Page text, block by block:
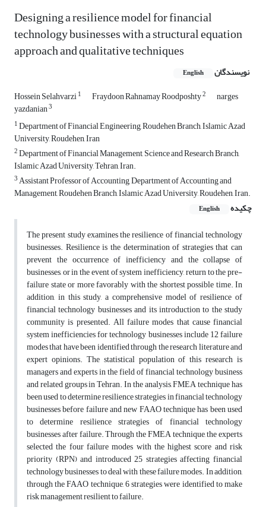
Designing a resilience model for financial
technology businesses with a structural equation
approach and qualitative techniques
نویسندگان English
Hossein Selahvarzi1 Fraydoon Rahnamay Roodposhty2 narges
yazdanian3
1Department of Financial Engineering, Roudehen Branch, Islamic Azad
University, Roudehen, Iran
2Department of Financial Management, Science and Research Branch,
Islamic Azad University, Tehran, Iran.
3Assistant Professor of Accounting, Department of Accounting and
Management, Roudehen Branch, Islamic Azad University, Roudehen, Iran.
چکیده
English
The present study examines the resilience of financial technology
businesses. Resilience is the determination of strategies that can
prevent the occurrence of inefficiency and the collapse of
businesses, or in the event of system inefficiency, return to the pre-
failure state or more favorably with the shortest possible time. In
addition, in this study, a comprehensive model of resilience of
financial technology businesses and its introduction to the study
community is presented. All failure modes that cause financial
system inefficiencies for technology businesses include 12 failure
modes that have been identified through the research literature and
expert opinions. The statistical population of this research is
managers and experts in the field of financial technology business
and related groups in Tehran. In the analysis, FMEA technique has
been used to determine resilience strategies in financial technology
businesses before failure and new FAAO technique has been used
to determine resilience strategies of financial technology
businesses after failure. Through the FMEA technique, the experts
selected the four failure modes with the highest score and risk
priority (RPN) and introduced 25 strategies affecting financial
technology businesses to deal with these failure modes. In addition,
through the FAAO technique, 6 strategies were identified to make
risk management resilient to failure.